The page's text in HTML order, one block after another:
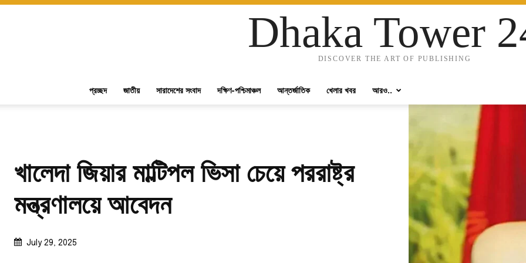
Dhaka Tower
DISCOVER THE ART OF PUBLISHING
প্রচ্ছদ জাতীয় সারাদেশের সংবাদ দক্ষিণ-পশ্চিমাঞ্চল আন্তর্জাতিক খেলার খবর আরও..
খালেদা জিয়ার মাল্টিপল ভিসা চেয়ে পররাষ্ট্র
মন্ত্রণালয়ে আবেদন
July 29, 2025